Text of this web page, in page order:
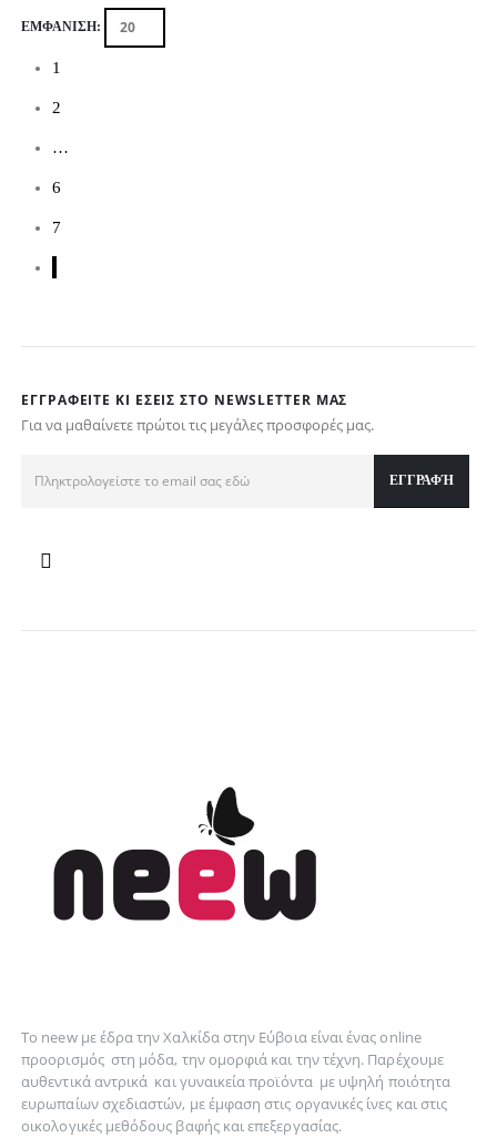
ΕΜΦΆΝΙΣΗ:
1
2
…
6
7
ΕΓΓΡΑΦΕΊΤΕ ΚΙ ΕΣΕΊΣ ΣΤΟ NEWSLETTER ΜΑΣ
Για να μαθαίνετε πρώτοι τις μεγάλες προσφορές μας.
Το neew με έδρα την Xαλκίδα στην Εύβοια είναι ένας online
προορισμός στη μόδα, τηνομορφιά και τηντέχνη. Παρέχουμε
αυθεντικάαντρικά καιγυναικείαπροϊόντα με υψηλή ποιότητα
ευρωπαίων σχεδιαστών, με έμφαση στις οργανικές ίνες και στις
οικολογικές μεθόδους βαφής και επεξεργασίας.